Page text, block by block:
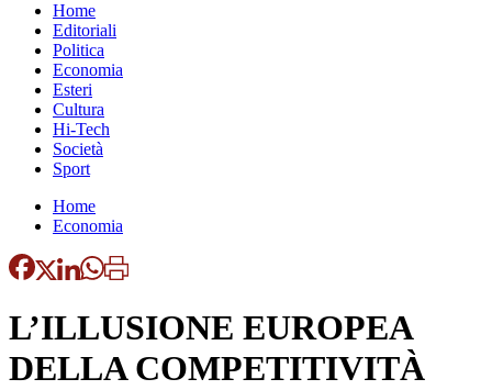
Home
Editoriali
Politica
Economia
Esteri
Cultura
Hi-Tech
Società
Sport
Home
Economia
L’ILLUSIONE EUROPEA
DELLA COMPETITIVITÀ